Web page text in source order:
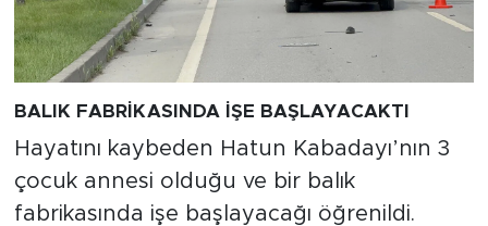
BALIK FABRİKASINDA İŞE BAŞLAYACAKTI
Hayatını kaybeden Hatun Kabadayı’nın 3
çocuk annesi olduğu ve bir balık
fabrikasında işe başlayacağı öğrenildi.